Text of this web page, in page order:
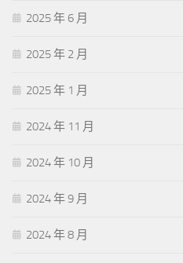
2025 年 6 月
2025 年 2 月
2025 年 1 月
2024 年 11 月
2024 年 10 月
2024 年 9 月
2024 年 8 月